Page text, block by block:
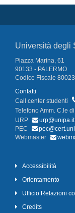
Università degli
Piazza Marina, 61
90133 - PALERMO
Codice Fiscale
Contatti
Call center studenti
Telefono Amm. C.le
URP
urp@unipa.it
PEC
Webmaster
Accessibilità
Orientamento
Ufficio Relazioni
Credits